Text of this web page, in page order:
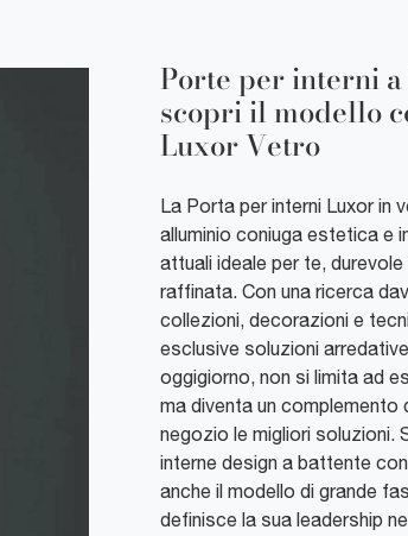
Porte per interni
scopri il modello
Luxor Vetro
La Porta per interni Luxor in
alluminio coniuga estetica e
attuali ideale per te,
raffinata. Con una ricerca
collezioni, decorazioni e
esclusive soluzioni
oggigiorno, non si limita ad
ma diventa un
negozio le migliori soluzioni.
interne design a battente
anche il modello di grande
definisce la sua leadership